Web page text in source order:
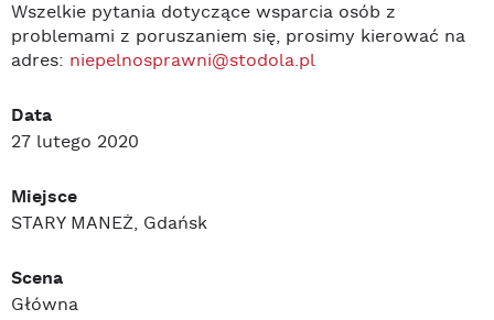
Wszelkie pytania dotyczące wsparcia osób z
problemami z poruszaniem się, prosimy kierować na
adres: niepelnosprawni@stodola.pl
Data
27 lutego 2020
Miejsce
STARY MANEŻ, Gdańsk
Scena
Główna